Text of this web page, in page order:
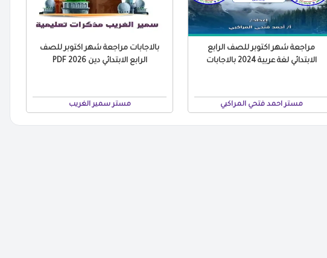
مراجعة شهر اكتوبر للصف الرابع
الابتدائي لغة عربية 2024 بالاجابات
مستر احمد فتحي المراكبي
بالاجابات مراجعة شهر اكتوبر للصف
الرابع الابتدائي دين 2026 PDF
مستر سمير الغريب